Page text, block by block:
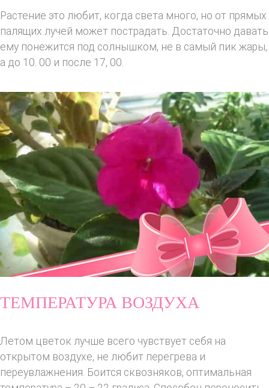
Растение это любит, когда света много, но от прямых
палящих лучей может пострадать. Достаточно давать
ему понежится под солнышком, не в самый пик жары,
а до 10. 00 и после 17, 00.
ТЕМПЕРАТУРА ВОЗДУХА
Летом цветок лучше всего чувствует себя на
открытом воздухе, не любит перегрева и
переувлажнения. Боится сквозняков, оптимальная